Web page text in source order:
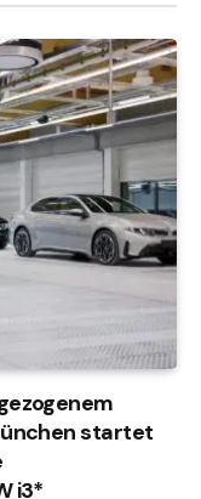
startet
i3*